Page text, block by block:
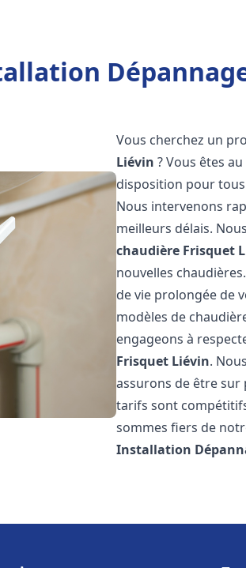
Vous cherchez un
Liévin ? Vous êtes
disposition pour
Nous intervenons
meilleurs délais.
chaudière Frisquet
nouvelles
de vie prolongée de
modèles de
engageons à
Frisquet Liévin.
assurons de être sur
tarifs sont
sommes fiers de
Installation